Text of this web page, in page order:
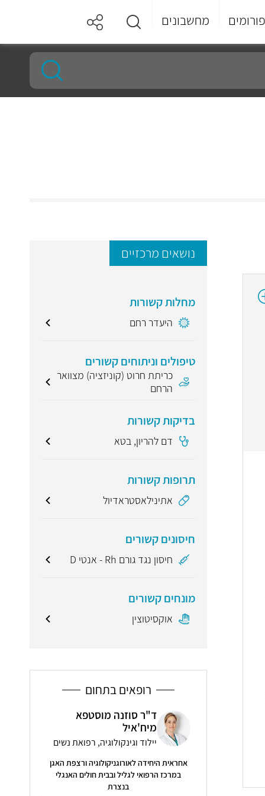
פורומים מחשבונים
נושאים מרכזיים
מחלות קשורות
היעדר רחם
טיפולים וניתוחים קשורים
כריתת חרוט (קוניזציה) מצוואר
הרחם
בדיקות קשורות
דם להריון, בטא
תרופות קשורות
אתינילאסטראדיול
חיסונים קשורים
חיסון נגד גורם Rh - אנטי D
מונחים קשורים
אוקסיטוצין
רופאים בתחום
ד"ר סוזנה מוסטפא
מיח'איל
יילוד וגינקולוגיה, רפואת נשים
אחראית היחידה לאורוגניקולוגיה ורצפת האגן
במרכז הרפואי לגליל ובבית חולים האנגלי
בנצרת